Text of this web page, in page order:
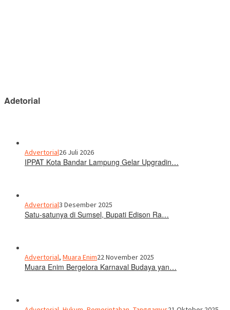
Adetorial
Advertorial26 Juli 2026
IPPAT Kota Bandar Lampung Gelar Upgradin…
Advertorial3 Desember 2025
Satu-satunya di Sumsel, Bupati Edison Ra…
Advertorial, Muara Enim22 November 2025
Muara Enim Bergelora Karnaval Budaya yan…